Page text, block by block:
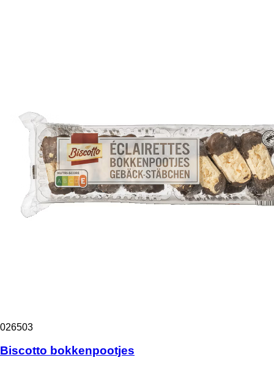
026503
Biscotto bokkenpootjes